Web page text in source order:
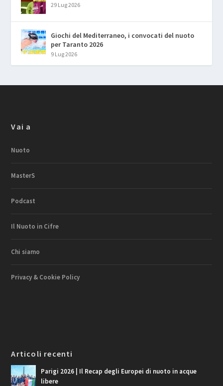
29 Lug 2026
Giochi del Mediterraneo, i convocati del nuoto
per Taranto 2026
9 Lug 2026
Vai a
Nuoto
MasterS
Podcast
Il Nuoto in Cifre
Chi siamo
Privacy & Cookie Policy
Articoli recenti
Parigi 2026 | Il Recap degli Europei di nuoto in acque
libere